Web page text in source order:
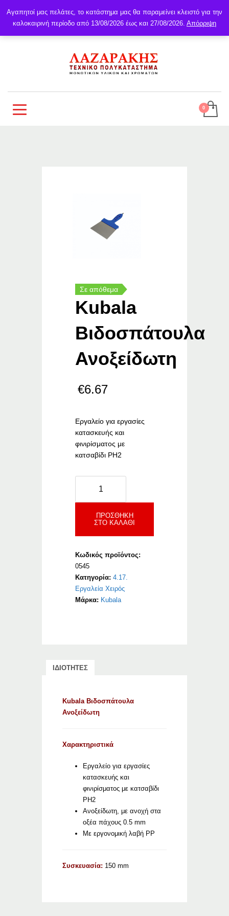
Σε απόθεμα
Kubala
Βιδοσπάτουλα
Ανοξείδωτη
€6.67
Εργαλείο για εργασίες
κατασκευής και
φινιρίσματος με
κατσαβίδι PH2
Βιδοσπάτουλα
Ανοξείδωτη
ποσότηταΠΡΟΣΘΉΚΗ
ΣΤΟ ΚΑΛΆΘΙ
Κωδικός προϊόντος:
0545
Κατηγορία:4.17.
Εργαλεία Χειρός
Μάρκα: Kubala
ΙΔΙΟΤΗΤΕΣ
Kubala Βιδοσπάτουλα
Ανοξείδωτη
Χαρακτηριστικά
Εργαλείο για εργασίες
κατασκευής και
φινιρίσματος με κατσαβίδι
PH2
Ανοξείδωτη, με ανοχή στα
οξέα πάχους 0.5 mm
Με εργονομική λαβή PP
Συσκευασία: 150 mm
Αγαπητοί μας πελάτες, το κατάστημα μας θα παραμείνει κλειστό για την
καλοκαιρινή περίοδο από 13/08/2026 έως και 27/08/2026. Απόρριψη